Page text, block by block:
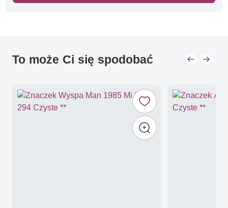
To może Ci się spodobać